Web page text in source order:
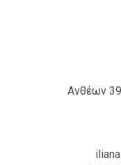
Ανθέων